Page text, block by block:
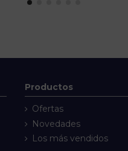
Productos
Ofertas
Novedades
Los más vendidos